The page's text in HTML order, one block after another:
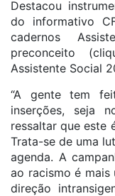
Destacou
do informativo
cadernos
preconceito
Assistente Social
“A gente tem
inserções, seja
ressaltar que este
Trata-se de uma
agenda. A
ao racismo é mais
direção